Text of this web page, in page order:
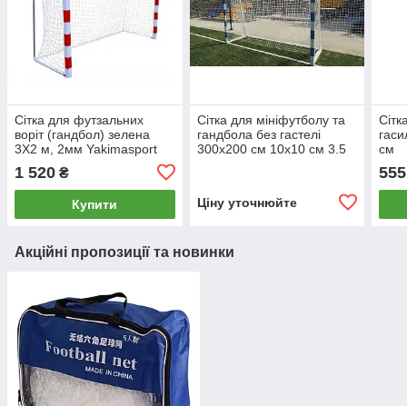
Сітка для футзальних
воріт (гандбол) зелена
3Х2 м, 2мм Yakimasport
1 520 ₴
Купити
Сітка для мініфутболу та
гандбола без гастелі
300х200 см 10х10 см 3.5
Ціну уточнюйте
см
555
Акційні пропозиції та новинки